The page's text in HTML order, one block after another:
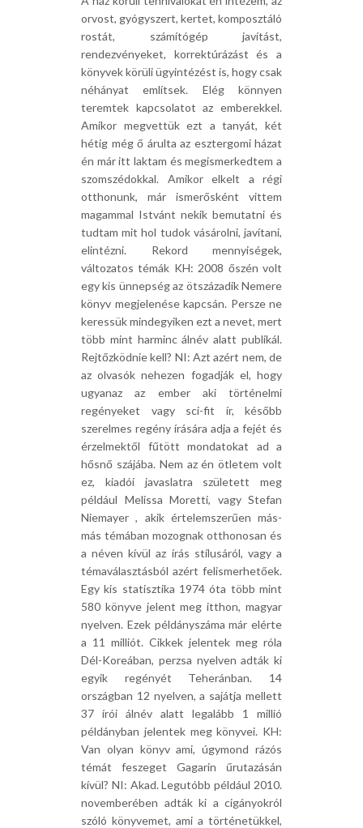
orvost, gyógyszert, kertet, komposztáló
rostát, számítógép javítást,
rendezvényeket, korrektúrázást és a
könyvek körüli ügyintézést is, hogy csak
néhányat említsek. Elég könnyen
teremtek kapcsolatot az emberekkel.
Amikor megvettük ezt a tanyát, két
hétig még ő árulta az esztergomi házat
én már itt laktam és megismerkedtem a
szomszédokkal. Amikor elkelt a régi
otthonunk, már ismerősként vittem
magammal Istvánt nekik bemutatni és
tudtam mit hol tudok vásárolni, javítani,
elintézni. Rekord mennyiségek,
változatos témák KH: 2008 őszén volt
egy kis ünnepség az ötszázadik Nemere
könyv megjelenése kapcsán. Persze ne
keressük mindegyiken ezt a nevet, mert
több mint harminc álnév alatt publikál.
Rejtőzködnie kell? NI: Azt azért nem, de
az olvasók nehezen fogadják el, hogy
ugyanaz az ember aki történelmi
regényeket vagy sci-fit ír, később
szerelmes regény írására adja a fejét és
érzelmektől fűtött mondatokat ad a
hősnő szájába. Nem az én ötletem volt
ez, kiadói javaslatra született meg
például Melissa Moretti, vagy Stefan
Niemayer , akik értelemszerűen más-
más témában mozognak otthonosan és
a néven kívül az írás stílusáról, vagy a
témaválasztásból azért felismerhetőek.
Egy kis statisztika 1974 óta több mint
580 könyve jelent meg itthon, magyar
nyelven. Ezek példányszáma már elérte
a 11 milliót. Cikkek jelentek meg róla
Dél-Koreában, perzsa nyelven adták ki
egyik regényét Teheránban. 14
országban 12 nyelven, a sajátja mellett
37 írói álnév alatt legalább 1 millió
példányban jelentek meg könyvei. KH:
Van olyan könyv ami, úgymond rázós
témát feszeget Gagarin űrutazásán
kívül? NI: Akad. Legutóbb például 2010.
novemberében adták ki a cigányokról
szóló könyvemet, ami a történetükkel,